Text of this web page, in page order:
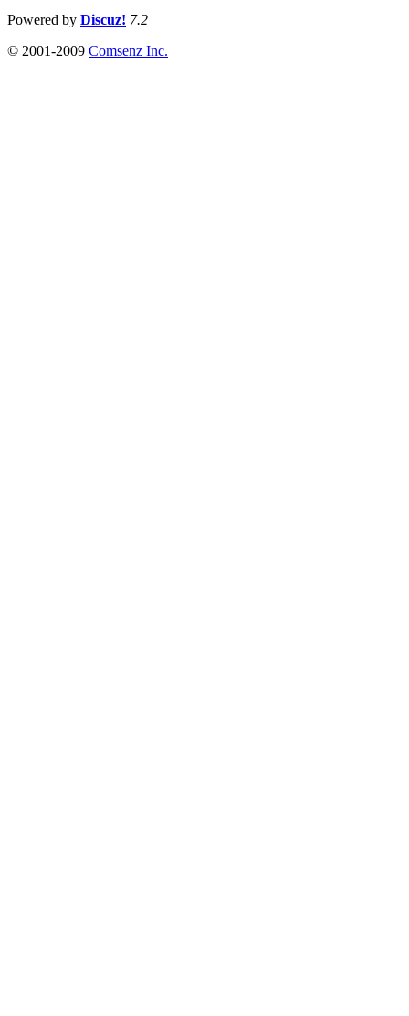
Powered by Discuz! 7.2
© 2001-2009 Comsenz Inc.